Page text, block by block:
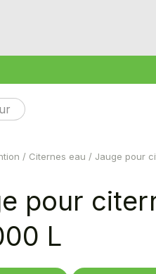
/ Citernes eau / Jauge pour
pour
L